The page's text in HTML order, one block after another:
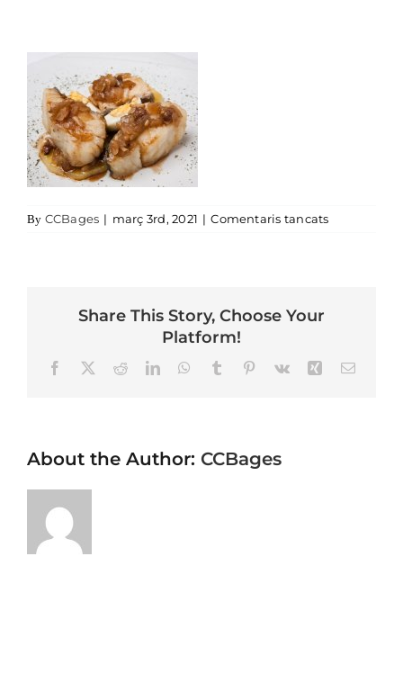
By CCBages | març 3rd, 2021 | Comentaris tancatsa rosamar
Share This Story, Choose Your
Platform!
FacebookRedditLinkedInWhatsApp
TumblrPinterest
Vk XingEmail
About the Author: CCBages